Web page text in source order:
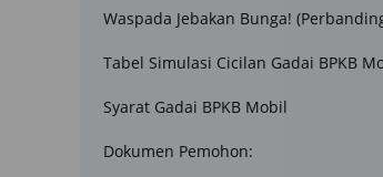
Waspada Jebakan Bunga!
Tabel Simulasi Cicilan Gadai BPKB
Syarat Gadai BPKB Mobil
Dokumen Pemohon: